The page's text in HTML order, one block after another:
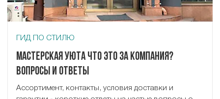
ГИД ПО СТИЛЮ
Мастерская Уюта что это за компания?
Вопросы и ответы
Ассортимент, контакты, условия доставки и